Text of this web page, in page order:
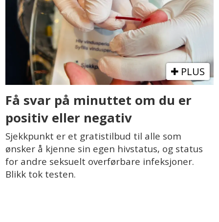
PLUS
Få svar på minuttet om du er
positiv eller negativ
Sjekkpunkt er et gratistilbud til alle som
ønsker å kjenne sin egen hivstatus, og status
for andre seksuelt overførbare infeksjoner.
Blikk tok testen.